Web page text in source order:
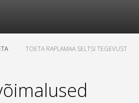
TOETA RAPLAMAA SELTSI TEGEVUST